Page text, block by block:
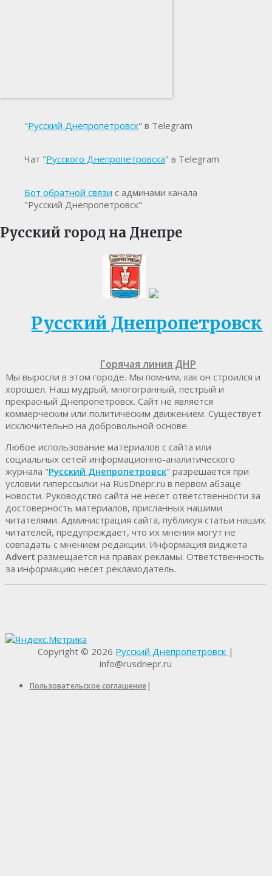
"Русский Днепропетровск" в Telegram
Чат "Русского Днепропетровска" в Telegram
Бот обратной связи с админами канала
"Русский Днепропетровск"
Русский город на Днепре
Русский Днепропетровск
Горячая линия ДНР
Мы выросли в этом городе. Мы помним, как он строился и
хорошел. Наш мудрый, многогранный, пестрый и
прекрасный Днепропетровск. Cайт не является
коммерческим или политическим движением. Существует
исключительно на добровольной основе.
Любое использование материалов c сайта или
социальных сетей информационно-аналитического
журнала "Русский Днепропетровск" разрешается при
условии гиперссылки на RusDnepr.ru в первом абзаце
новости. Руководство сайта не несет ответственности за
достоверность материалов, присланных нашими
читателями. Администрация сайта, публикуя статьи наших
читателей, предупреждает, что их мнения могут не
совпадать с мнением редакции. Информация виджета
Advert размещается на правах рекламы. Ответственность
за информацию несет рекламодатель.
Copyright © 2026 Русский Днепропетровск |
info@rusdnepr.ru
Пользовательское соглашение |